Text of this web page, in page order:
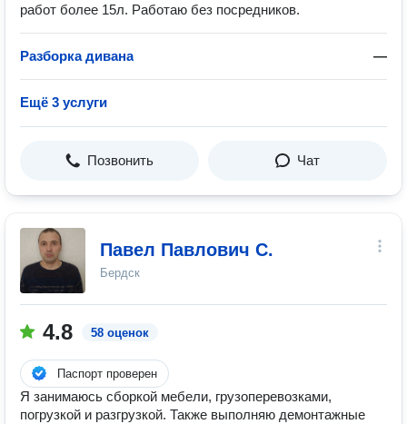
работ более 15л. Работаю без посредников.
Разборка дивана —
Ещё 3 услуги
Позвонить Чат
Павел Павлович С.
Бердск
4.8 58 оценок
Паспорт проверен
Я занимаюсь сборкой мебели, грузоперевозками,
погрузкой и разгрузкой. Также выполняю демонтажные